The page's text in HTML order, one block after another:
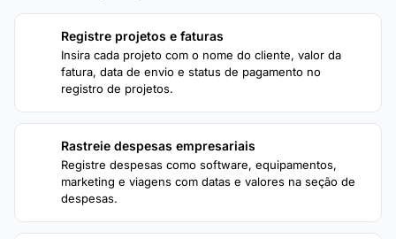
Registre projetos e faturas
Insira cada projeto com o nome do cliente, valor da
fatura, data de envio e status de pagamento no
registro de projetos.
Rastreie despesas empresariais
Registre despesas como software, equipamentos,
marketing e viagens com datas e valores na seção de
despesas.